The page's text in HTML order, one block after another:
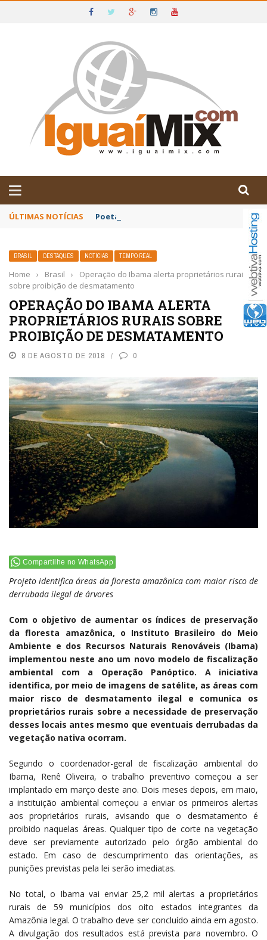
IGUAÍ E SUDOESTE DA BAHIA
ÚLTIMAS NOTÍCIAS Poetas baianos representam o Brasil no
BRASIL DESTAQUES NOTÍCIAS TEMPO REAL
Home › Brasil ›
Operação do Ibama alerta proprietários rurais
sobre proibição de desmatamento
OPERAÇÃO DO IBAMA ALERTA
PROPRIETÁRIOS RURAIS SOBRE
PROIBIÇÃO DE DESMATAMENTO
8 DE AGOSTO DE 2018 0
Compartilhe no WhatsApp
Projeto identifica áreas da floresta amazônica com maior risco de
derrubada ilegal de árvores
Com o objetivo de aumentar os índices de preservação
da floresta amazônica, o Instituto Brasileiro do Meio
Ambiente e dos Recursos Naturais Renováveis (Ibama)
implementou neste ano um novo modelo de fiscalização
ambiental com a Operação Panóptico. A iniciativa
identifica, por meio de imagens de satélite, as áreas com
maior risco de desmatamento ilegal e comunica os
proprietários rurais sobre a necessidade de preservação
desses locais antes mesmo que eventuais derrubadas da
vegetação nativa ocorram.
Segundo o coordenador-geral de fiscalização ambiental do
Ibama, Renê Oliveira, o trabalho preventivo começou a ser
implantado em março deste ano. Dois meses depois, em maio,
a instituição ambiental começou a enviar os primeiros alertas
aos proprietários rurais, avisando que o desmatamento é
proibido naquelas áreas. Qualquer tipo de corte na vegetação
deve ser previamente autorizado pelo órgão ambiental do
estado. Em caso de descumprimento das orientações, as
punições previstas pela lei serão imediatas.
No total, o Ibama vai enviar 25,2 mil alertas a proprietários
rurais de 59 municípios dos oito estados integrantes da
Amazônia legal. O trabalho deve ser concluído ainda em agosto.
A divulgação dos resultados está prevista para novembro. O